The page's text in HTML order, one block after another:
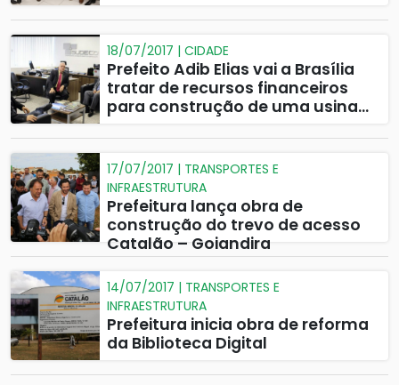
18/07/2017 | CIDADE
Prefeito Adib Elias vai a Brasília
tratar de recursos financeiros
para construção de uma usina
17/07/2017 | TRANSPORTES E
INFRAESTRUTURA
Prefeitura lança obra de
construção do trevo de acesso
Catalão – Goiandira
14/07/2017 | TRANSPORTES E
INFRAESTRUTURA
Prefeitura inicia obra de reforma
da Biblioteca Digital